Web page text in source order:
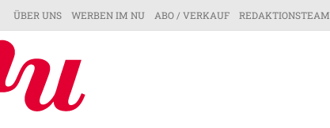
ÜBER UNS WERBEN IM NU ABO / VERKAUF REDAKTIONSTEAM